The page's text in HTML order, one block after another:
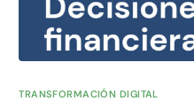
TRANSFORMACIÓN DIGITAL